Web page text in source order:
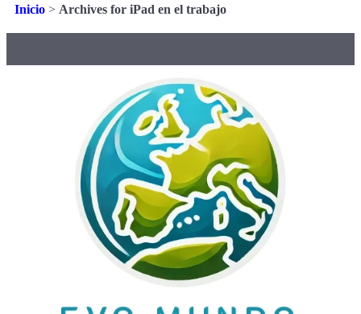
Inicio > Archives for iPad en el trabajo